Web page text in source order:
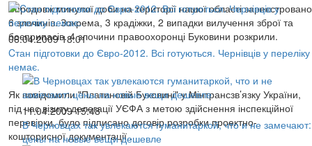
Впродовж минулої доби на території нашої області зареєстровано
6 злочинів. Зокрема, 3 крадіжки, 2 випадки вилучення зброї та
боєприпасів. 4 злочини правоохоронці Буковини розкрили.
06.04.2009 18:01
Cтан підготовки до Євро-2012. Всі готуються. Чернівців у переліку
немає.
Як повідомили "Платиновій Буковині" у Мінтрансзв’язку України,
під час візиту делегації УЄФА з метою здійснення інспекційної
перевірки, було підписано договір розробки проектно-
кошторисної документації .
11.04.2009 15:48
В Черновцах так увлекаются гуманитаркой, что и не замечают:
цены на новые вещи дешевле